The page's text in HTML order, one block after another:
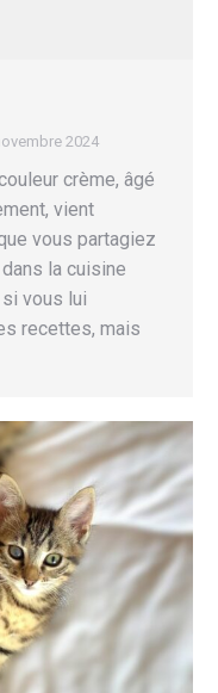
2024
crème, âgé
vient
vous partagiez
la cuisine
vous lui
recettes, mais